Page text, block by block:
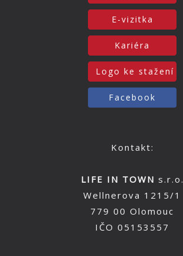
E-vizitka
Kariéra
Logo ke stažení
Facebook
Kontakt:
LIFE IN TOWN s.r.o.
Wellnerova 1215/1
779 00 Olomouc
IČO 05153557